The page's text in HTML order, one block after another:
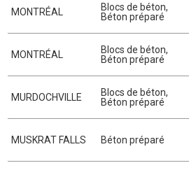
MONTRÉAL Blocs de béton,
Béton préparé
MONTRÉAL Blocs de béton,
Béton préparé
MURDOCHVILLE Blocs de béton,
Béton préparé
MUSKRAT FALLS Béton préparé